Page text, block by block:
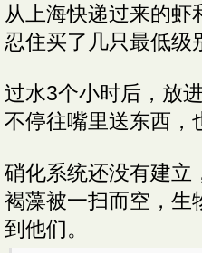
从上海快递过来的虾
忍住买了几只最低级
过水3个小时后，放
不停往嘴里送东西，
硝化系统还没有建立
褐藻被一扫而空，生
到他们。